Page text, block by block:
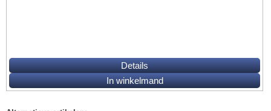
Details
In winkelmand